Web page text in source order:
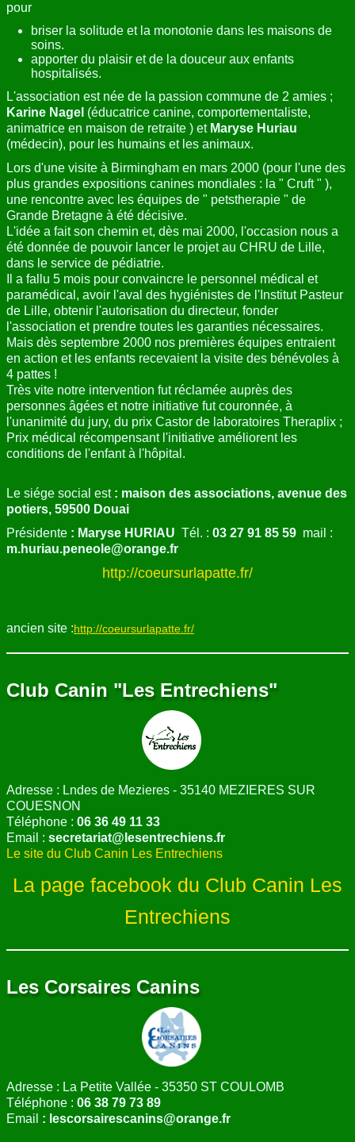
pour
briser la solitude et la monotonie dans les maisons de
soins.
apporter du plaisir et de la douceur aux enfants
hospitalisés.
L'association est née de la passion commune de 2 amies ;
Karine Nagel (éducatrice canine, comportementaliste,
animatrice en maison de retraite ) et Maryse Huriau
(médecin), pour les humains et les animaux.
Lors d'une visite à Birmingham en mars 2000 (pour l'une des
plus grandes expositions canines mondiales : la " Cruft " ),
une rencontre avec les équipes de " petstherapie " de
Grande Bretagne à été décisive.
L'idée a fait son chemin et, dès mai 2000, l'occasion nous a
été donnée de pouvoir lancer le projet au CHRU de Lille,
dans le service de pédiatrie.
Il a fallu 5 mois pour convaincre le personnel médical et
paramédical, avoir l'aval des hygiénistes de l'Institut Pasteur
de Lille, obtenir l'autorisation du directeur, fonder
l'association et prendre toutes les garanties nécessaires.
Mais dès septembre 2000 nos premières équipes entraient
en action et les enfants recevaient la visite des bénévoles à
4 pattes !
Très vite notre intervention fut réclamée auprès des
personnes âgées et notre initiative fut couronnée, à
l'unanimité du jury, du prix Castor de laboratoires Theraplix ;
Prix médical récompensant l'initiative améliorent les
conditions de l'enfant à l'hôpital.
Le siége social est : maison des associations, avenue des
potiers, 59500 Douai
Présidente : Maryse HURIAU Tél. : 03 27 91 85 59 mail :
m.huriau.peneole@orange.fr
http://coeursurlapatte.fr/
ancien site :http://coeursurlapatte.fr/
Club Canin "Les Entrechiens"
Adresse : Lndes de Mezieres - 35140 MEZIERES SUR
COUESNON
Téléphone : 06 36 49 11 33
Email : secretariat@lesentrechiens.fr
Le site du Club Canin Les Entrechiens
La page facebook du Club Canin Les
Entrechiens
Les Corsaires Canins
Adresse : La Petite Vallée - 35350 ST COULOMB
Téléphone : 06 38 79 73 89
Email : lescorsairescanins@orange.fr